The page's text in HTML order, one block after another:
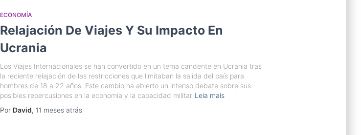
ECONOMÍA
Relajación De Viajes Y Su Impacto En
Ucrania
Los Viajes Internacionales se han convertido en un tema candente en Ucrania tras
la reciente relajación de las restricciones que limitaban la salida del país para
hombres de 18 a 22 años. Este cambio ha abierto un intenso debate sobre sus
posibles repercusiones en la economía y la capacidad militar Leia mais
Por David, 11 mesesatrás